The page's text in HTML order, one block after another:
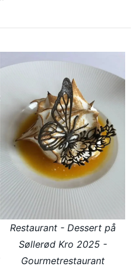
Restaurant - Dessert på
Søllerød Kro 2025 -
Gourmetrestaurant